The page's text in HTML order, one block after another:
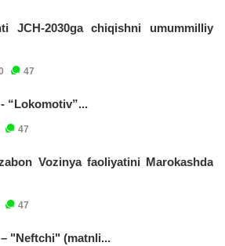
JCH-2030ga chiqishni umummilliy
47
“Lokomotiv”...
47
Vozinya faoliyatini Marokashda
47
"Neftchi" (matnli...